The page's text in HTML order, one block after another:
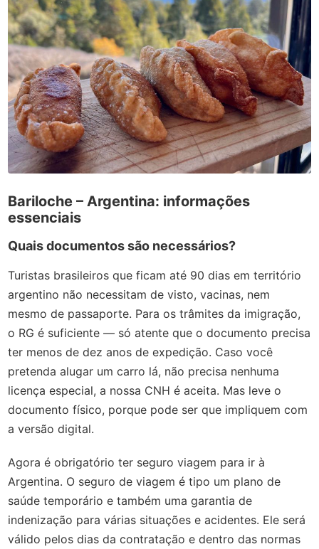
Bariloche – Argentina: informações
essenciais
Quais documentos são necessários?
Turistas brasileiros que ficam até 90 dias em território
argentino não necessitam de visto, vacinas, nem
mesmo de passaporte. Para os trâmites da imigração,
o RG é suficiente — só atente que o documento precisa
ter menos de dez anos de expedição. Caso você
pretenda alugar um carro lá, não precisa nenhuma
licença especial, a nossa CNH é aceita. Mas leve o
documento físico, porque pode ser que impliquem com
a versão digital.
Agora é obrigatório ter seguro viagem para ir à
Argentina. O seguro de viagem é tipo um plano de
saúde temporário e também uma garantia de
indenização para várias situações e acidentes. Ele será
válido pelos dias da contratação e dentro das normas